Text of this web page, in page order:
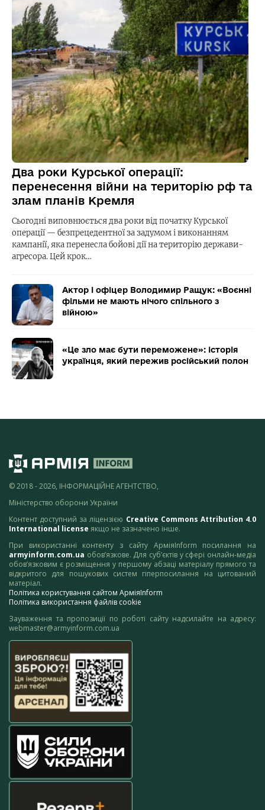
Два роки Курської операції:
перенесення війни на територію рф та
злам планів Кремля
Сьогодні виповнюється два роки від початку Курської
операції — безпрецедентної за задумом і виконанням
кампанії, яка перенесла бойові дії на територію держави-
агресора. Цей крок…
Актор і офіцер Володимир Ращук: «Воєнні
фільми не мають нічого спільного з
війною»
«Це зло має бути переможене»: історія
українця, який пережив російський полон
© 2018 - 2026, ІНФОРМАЦІЙНЕ АГЕНТСТВО,
Міністерство оборони України
Контент доступний за ліцензією Creative Commons Attribution 4.0
International license якщо не зазначено інше.
При використанні контенту з сайту АрміяInform посилання на
armyinform.com.ua обов’язкове. Для суб’єктів у сфері онлайн-медіа
обов’язковим є розміщення у першому абзаці матеріалу прямого та
відкритого для пошукових систем гіперпосилання на цитований
матеріал.
Політика користування сайтом АрміяInform
Політика використання файлів cookie
Зауваження та пропозиції по роботі сайту надсилайте на адресу:
webmaster@armyinform.com.ua